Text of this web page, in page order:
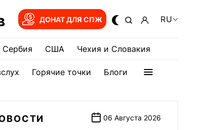
ДОНАТ ДЛЯ СПЖ RU
Сербия США Чехия и Словакия
Горячие точки Блоги
06 Августа 2026